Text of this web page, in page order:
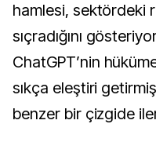
hamlesi, sektördeki
sıçradığını
ChatGPT’nin
sıkça eleştiri
benzer bir çizgide